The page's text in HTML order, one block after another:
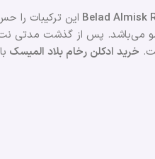
این ترکیبات را
می‌باشد. پس از گذشت مدتی
خرید ادکلن رخام بلاد المیسک